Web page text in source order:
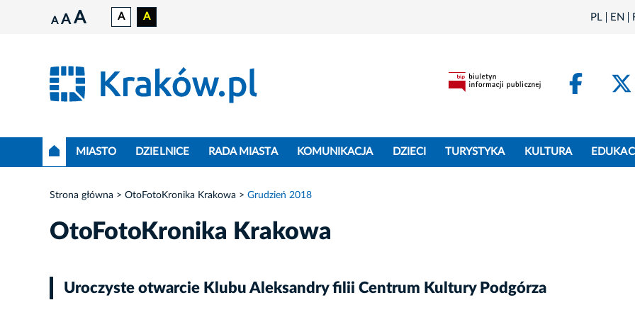
A A A A A PL EN
MIASTO DZIELNICE RADA MIASTA KOMUNIKACJA DZIECI TURYSTYKA KULTURA
Strona główna OtoFotoKronika Krakowa Grudzień 2018
OtoFotoKronika Krakowa
Uroczyste otwarcie Klubu Aleksandry filii Centrum Kultury Podgórza